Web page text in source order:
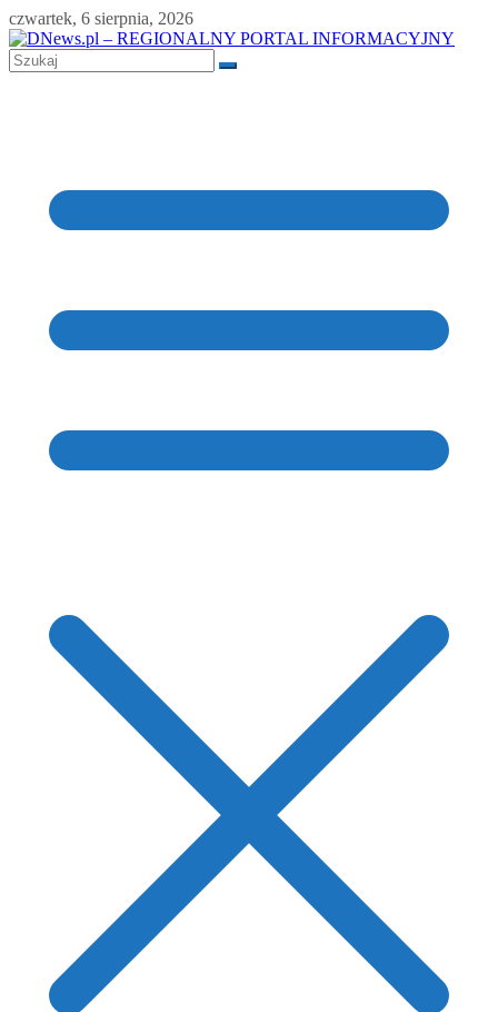
Skip
to
content
czwartek, 6 sierpnia, 2026